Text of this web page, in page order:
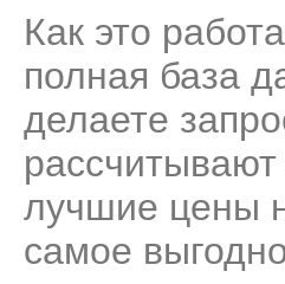
Как это
полная база
делаете
лучшие цены
самое